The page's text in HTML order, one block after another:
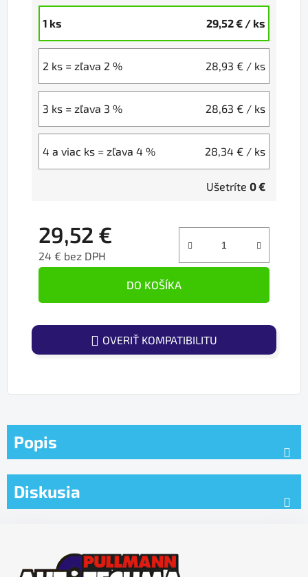
1 ks 29,52 € / ks
2 ks = zľava 2 % 28,93 € / ks
3 ks = zľava 3 % 28,63 € / ks
4 a viac ks = zľava 4 % 28,34 € / ks
Ušetríte 0 €
29,52 €
24 € bez DPH
DO KOŠÍKA
OVERIŤ KOMPATIBILITU
Popis
Diskusia